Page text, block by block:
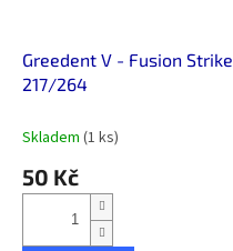
Greedent V - Fusion Strike
217/264
Skladem (1 ks)
50 Kč